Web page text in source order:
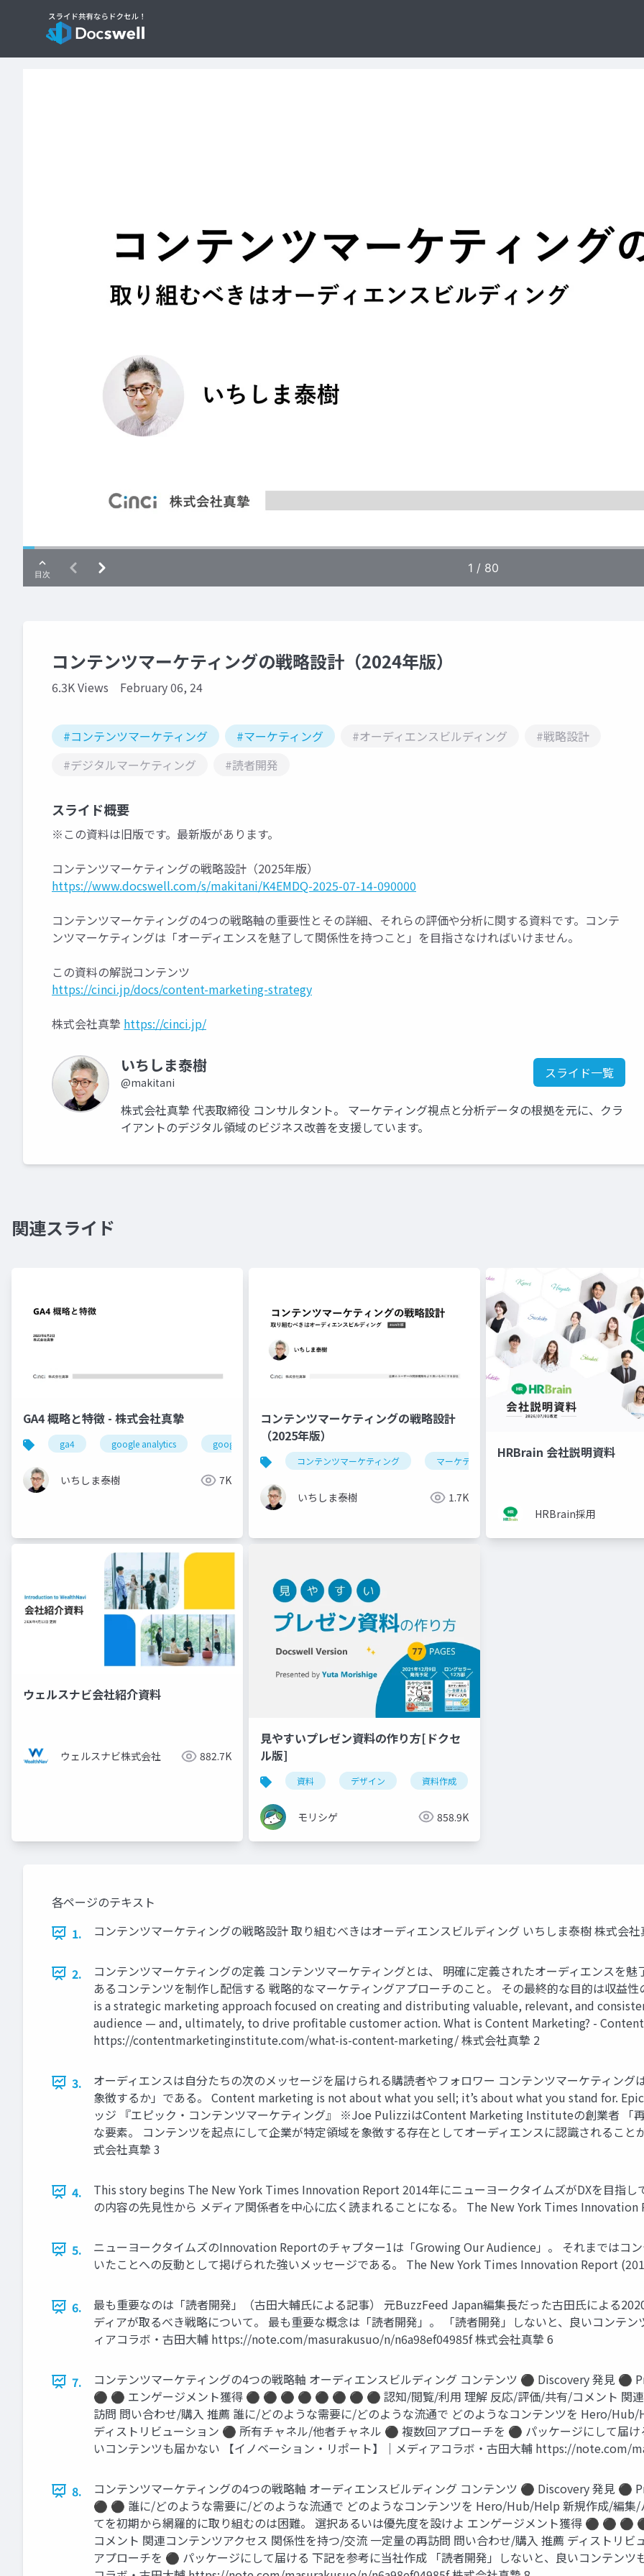
コンテンツマーケティングの戦略設計（2024年版）
6.3K Views February 06, 24
#コンテンツマーケティング #マーケティング #オーディエンスビルディング
#戦略設計
#デジタルマーケティング
#読者開発
スライド概要
※この資料は旧版です。最新版があります。
コンテンツマーケティングの戦略設計（2025年版）
https://www.docswell.com/s/makitani/K4EMDQ-2025-07-14-090000
コンテンツマーケティングの4つの戦略軸の重要性とその詳細、それらの評価や分析に関する資料です。コンテ
ンツマーケティングは「オーディエンスを魅了して関係性を持つこと」を目指さなければいけません。
この資料の解説コンテンツ
https://cinci.jp/docs/content-marketing-strategy
株式会社真摯 https://cinci.jp/
いちしま泰樹
@makitani
スライド一覧
株式会社真摯 代表取締役 コンサルタント。 マーケティング視点と分析データの根拠を元に、クラ
イアントのデジタル領域のビジネス改善を支援しています。
関連スライド
GA4 概略と特徴 - 株式会社真摯
ga4 google analytics googleアナリティクス
いちしま泰樹 7K
コンテンツマーケティングの戦略設計
（2025年版）
コンテンツマーケティング マーケティング デジタルマーケティング
いちしま泰樹 1.7K
HRBrain 会社説明資料
HRBrain採用
ウェルスナビ会社紹介資料
ウェルスナビ株式会社 882.7K
見やすいプレゼン資料の作り方[ドクセ
ル版]
資料 デザイン 資料作成
モリシゲ 858.9K
各ページのテキスト
1.
コンテンツマーケティングの戦略設計 取り組むべきはオーディエンスビルディング いちしま泰樹 株式会社
2.
コンテンツマーケティングの定義 コンテンツマーケティングとは、 明確に定義されたオーディエンスを
あるコンテンツを制作し配信する 戦略的なマーケティングアプローチのこと。 その最終的な目的は収益
is a strategic marketing approach focused on creating and distributing valuable, relevant, and
audience — and, ultimately, to drive profitable customer action. What is Content Marketing? -
https://contentmarketinginstitute.com/what-is-content-marketing/ 株式会社真摯 2
3.
オーディエンスは自分たちの次のメッセージを届けられる購読者やフォロワー コンテンツマーケティン
象徴するか」である。 Content marketing is not about what you sell; it’s about what you stand for.
ッジ 『エピック・コンテンツマーケティング』 ※Joe PulizziはContent Marketing Instituteの創業者 「
な要素。 コンテンツを起点にして企業が特定領域を象徴する存在としてオーディエンスに認識されるこ
式会社真摯 3
4.
This story begins The New York Times Innovation Report 2014年にニューヨークタイムズがDXを目指
の内容の先見性から メディア関係者を中心に広く読まれることになる。 The New York Times
5.
ニューヨークタイムズのInnovation Reportのチャプター1は「Growing Our Audience」。 それまではコ
いたことへの反動として掲げられた強いメッセージである。 The New York Times Innovation Report
6.
最も重要なのは「読者開発」（古田大輔氏による記事） 元BuzzFeed Japan編集長だった古田氏による
ディアが取るべき戦略について。 最も重要な概念は「読者開発」。 「読者開発」しないと、良いコンテ
ィアコラボ・古田大輔 https://note.com/masurakusuo/n/n6a98ef04985f 株式会社真摯 6
7.
コンテンツマーケティングの4つの戦略軸 オーディエンスビルディング コンテンツ ⚫ Discovery 発見
⚫ ⚫ エンゲージメント獲得 ⚫ ⚫ ⚫ ⚫ ⚫ ⚫ ⚫ ⚫ 認知/閲覧/利用 理解 反応/評価/共有/コメント 関連
訪問 問い合わせ/購入 推薦 誰に/どのような需要に/どのような流通で どのようなコンテンツを Hero/
ディストリビューション ⚫ 所有チャネル/他者チャネル ⚫ 複数回アプローチを ⚫ パッケージにして届
いコンテンツも届かない 【イノベーション・リポート】｜メディアコラボ・古田大輔 https://note.com/
8.
コンテンツマーケティングの4つの戦略軸 オーディエンスビルディング コンテンツ ⚫ Discovery 発見
⚫ ⚫ 誰に/どのような需要に/どのような流通で どのようなコンテンツを Hero/Hub/Help 新規作成/編集/
てを初期から網羅的に取り組むのは困難。 選択あるいは優先度を設けよ エンゲージメント獲得 ⚫ ⚫
コメント 関連コンテンツアクセス 関係性を持つ/交流 一定量の再訪問 問い合わせ/購入 推薦 ディストリ
アプローチを ⚫ パッケージにして届ける 下記を参考に当社作成 「読者開発」しないと、良いコンテン